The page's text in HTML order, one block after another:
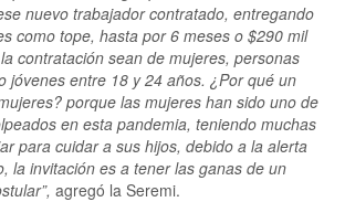
nuevo trabajador contratado, entregando
como tope, hasta por 6 meses o $290 mil
contratación sean de mujeres, personas
jóvenes entre 18 y 24 años. ¿Por qué un
porque las mujeres han sido uno de
en esta pandemia, teniendo muchas
para cuidar a sus hijos, debido a la alerta
la invitación es a tener las ganas de un
agregó la Seremi.